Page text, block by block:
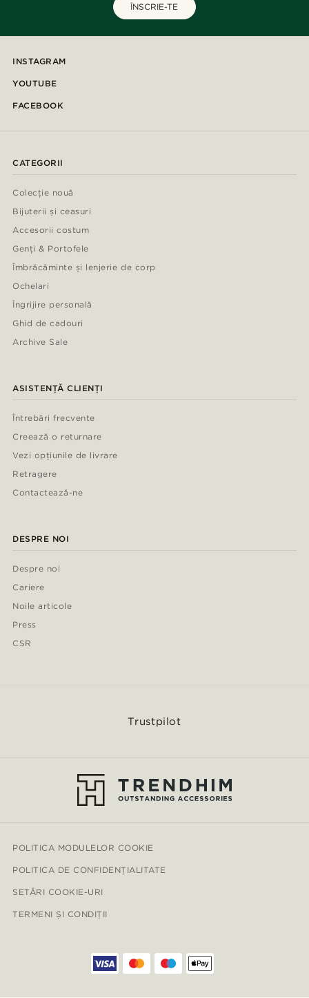
ÎNSCRIE-TE
INSTAGRAM
YOUTUBE
FACEBOOK
CATEGORII
Colecție nouă
Bijuterii și ceasuri
Accesorii costum
Genți & Portofele
Îmbrăcăminte și lenjerie de corp
Ochelari
Îngrijire personală
Ghid de cadouri
Archive Sale
ASISTENȚĂ CLIENȚI
Întrebări frecvente
Creează o returnare
Vezi opțiunile de livrare
Retragere
Contactează-ne
DESPRE NOI
Despre noi
Cariere
Noile articole
Press
CSR
Trustpilot
POLITICA MODULELOR COOKIE
POLITICA DE CONFIDENȚIALITATE
SETĂRI COOKIE-URI
TERMENI ȘI CONDIȚII